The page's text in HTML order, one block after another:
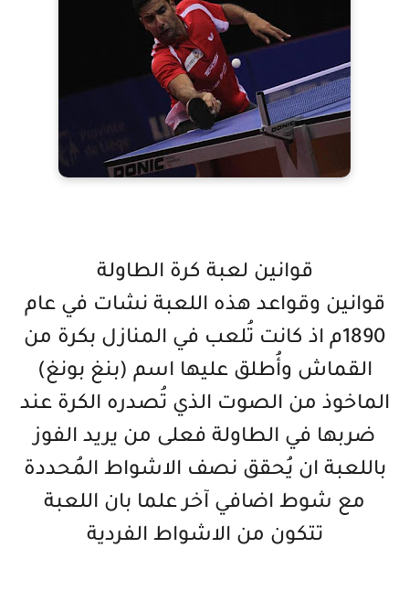
قوانين لعبة كرة الطاولة
قوانين وقواعد هذه اللعبة نشات في عام
1890م اذ كانت تُلعب في المنازل بكرة من
القماش وأُطلق عليها اسم (بنغ بونغ)
الماخوذ من الصوت الذي تُصدره الكرة عند
ضربها في الطاولة فعلى من يريد الفوز
باللعبة ان يُحقق نصف الاشواط المُحددة
مع شوط اضافي آخر علما بان اللعبة
تتكون من الاشواط الفردية